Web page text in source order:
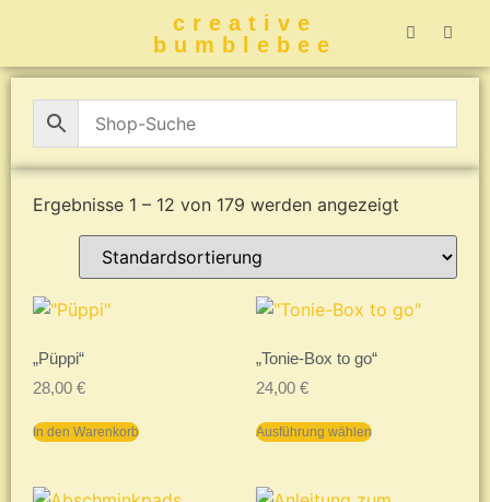
creative
bumblebee
Ergebnisse 1 – 12 von 179 werden angezeigt
„Püppi“
28,00 €
In den Warenkorb
„Tonie-Box to go“
24,00 €
Ausführung wählen